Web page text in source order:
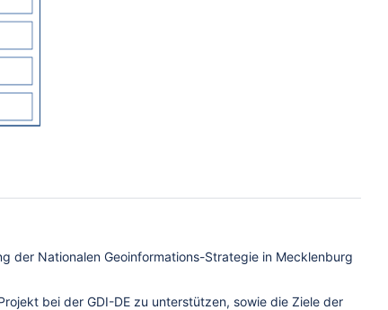
der Nationalen Geoinformations-Strategie in Mecklenburg
bei der GDI-DE zu unterstützen, sowie die Ziele der